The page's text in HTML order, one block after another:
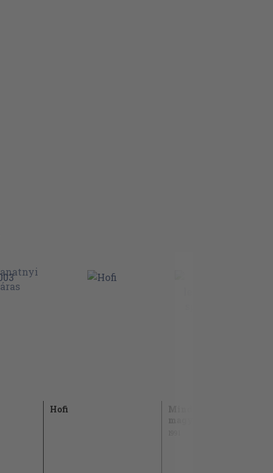
Hofi
Minden idők legjobb
magyar sportolója 1991